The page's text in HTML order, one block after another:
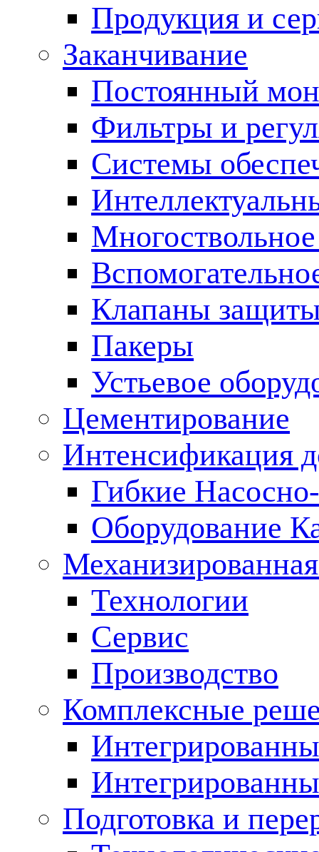
Продукция и
Заканчивание
Постоянный
Фильтры и
Cистемы
Клапаны
Пакеры
Устьевое
Цементирование
Интенсификация
Гибкие
Оборудование
Технологии
Сервис
Производство
Комплексные
Подготовка и